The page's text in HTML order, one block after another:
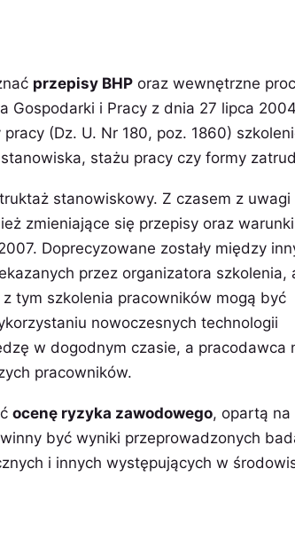
przepisy BHP oraz wewnętrzne
Gospodarki i Pracy z dnia 27 lipca
(Dz. U. Nr 180, poz. 1860)
stażu pracy czy formy
stanowiskowy. Z czasem z uwagi
zmieniające się przepisy oraz
Doprecyzowane zostały między
przez organizatora szkolenia,
tym szkolenia pracowników mogą być
nowoczesnych technologii
w dogodnym czasie, a pracodawca
pracowników.
ocenę ryzyka zawodowego, opartą na
być wyniki przeprowadzonych
i innych występujących w